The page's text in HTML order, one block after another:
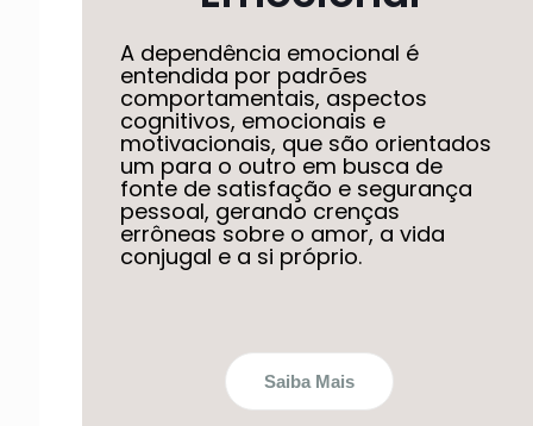
A dependência emocional é
entendida por padrões
comportamentais, aspectos
cognitivos, emocionais e
motivacionais, que são orientados
um para o outro em busca de
fonte de satisfação e segurança
pessoal, gerando crenças
errôneas sobre o amor, a vida
conjugal e a si próprio.
Saiba Mais